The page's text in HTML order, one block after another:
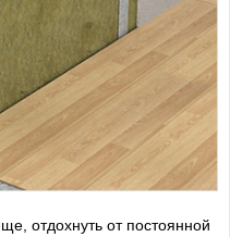
отдохнуть от постоянной